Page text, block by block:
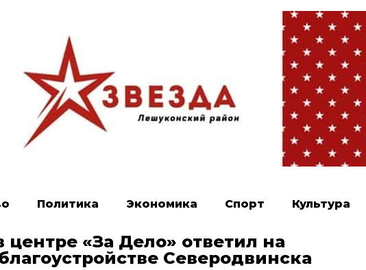
Политика Экономика Спорт Культура
«За Дело» ответил на
Северодвинска